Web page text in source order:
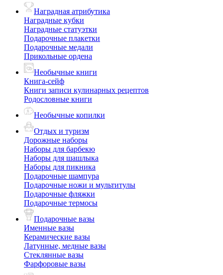
Наградная атрибутика
Наградные кубки
Наградные статуэтки
Подарочные плакетки
Подарочные медали
Прикольные ордена
Необычные книги
Книга-сейф
Книги записи кулинарных рецептов
Родословные книги
Необычные копилки
Отдых и туризм
Дорожные наборы
Наборы для барбекю
Наборы для шашлыка
Наборы для пикника
Подарочные шампура
Подарочные ножи и мультитулы
Подарочные фляжки
Подарочные термосы
Подарочные вазы
Именные вазы
Керамические вазы
Латунные, медные вазы
Стеклянные вазы
Фарфоровые вазы